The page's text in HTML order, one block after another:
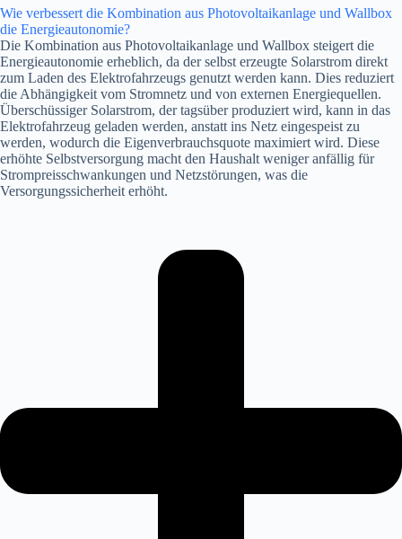
Wie verbessert die Kombination aus Photovoltaikanlage und Wallbox
die Energieautonomie?
Die Kombination aus Photovoltaikanlage und Wallbox steigert die
Energieautonomie erheblich, da der selbst erzeugte Solarstrom direkt
zum Laden des Elektrofahrzeugs genutzt werden kann. Dies reduziert
die Abhängigkeit vom Stromnetz und von externen Energiequellen.
Überschüssiger Solarstrom, der tagsüber produziert wird, kann in das
Elektrofahrzeug geladen werden, anstatt ins Netz eingespeist zu
werden, wodurch die Eigenverbrauchsquote maximiert wird. Diese
erhöhte Selbstversorgung macht den Haushalt weniger anfällig für
Strompreisschwankungen und Netzstörungen, was die
Versorgungssicherheit erhöht.